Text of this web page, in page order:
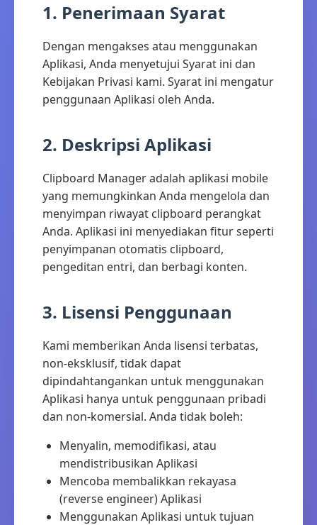
1. Penerimaan Syarat
Dengan mengakses atau menggunakan
Aplikasi, Anda menyetujui Syarat ini dan
Kebijakan Privasi kami. Syarat ini mengatur
penggunaan Aplikasi oleh Anda.
2. Deskripsi Aplikasi
Clipboard Manager adalah aplikasi mobile
yang memungkinkan Anda mengelola dan
menyimpan riwayat clipboard perangkat
Anda. Aplikasi ini menyediakan fitur seperti
penyimpanan otomatis clipboard,
pengeditan entri, dan berbagi konten.
3. Lisensi Penggunaan
Kami memberikan Anda lisensi terbatas,
non-eksklusif, tidak dapat
dipindahtangankan untuk menggunakan
Aplikasi hanya untuk penggunaan pribadi
dan non-komersial. Anda tidak boleh:
Menyalin, memodifikasi, atau
mendistribusikan Aplikasi
Mencoba membalikkan rekayasa
(reverse engineer) Aplikasi
Menggunakan Aplikasi untuk tujuan